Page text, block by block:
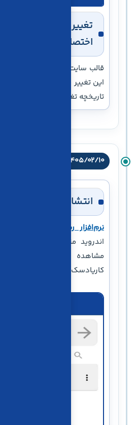
تغییر قالب سایت و
اختصاصی
قالب سایت کاریا حساب به
این تغییر به‌عنوان یکی از
تاریخچه تغییرات ثبت شده است.
۱۴۰۵/۰۲/۱۰
انتشار کاریا‌دسک برای
نرم‌افزار ریموت کاریا‌دسک
اندروید منتشر شد. برای
مشاهده اطلاعات تکمیلی،
کاریا‌دسک شوید.